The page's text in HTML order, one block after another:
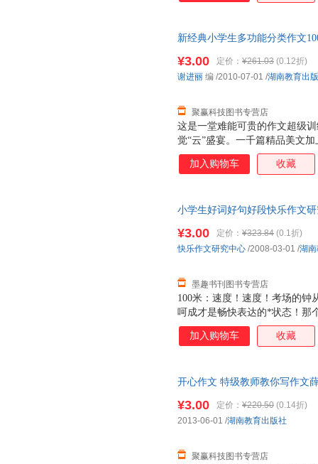
新经典小学生多功能分类作文
这是一堂难能可贵的作文超级
觉“云”盛宴。一千篇精品美文
入其中的目标设定却能让学习
受。 文无定法，招无定式。一
所以快捷高速，是因为它将庞
一次真实可感的进步。 满打满
精彩。千锤百炼满分佳作。优
¥3.00 定价： ¥261.03 (0.12折)
聚赢科技图书专营店
谢进丽 编 /2010-07-01 /湖南教育出
加入购物车 收藏
小学生好词好句好段快乐作文
100米：速度！速度！考场的钟
呵成才是畅快表达的*状态！那
确！精确！下笔千言，离题万
都会受不了你的。你看唐三藏
话…… 花样滑冰：美感！美感
镜子司：我美吗？ 马拉松：耐
发，为什么一段时间后差距会
¥3.00 定价： ¥323.84 (0.1折)
墨趣书刊图书专营店
快乐作文研究中心 /2008-03-01 /湖
加入购物车 收藏
开心作文 特级教师教你写作文
¥3.00 定价： ¥220.50 (0.14折)
聚赢科技图书专营店
2013-06-01 /湖南教育出版社